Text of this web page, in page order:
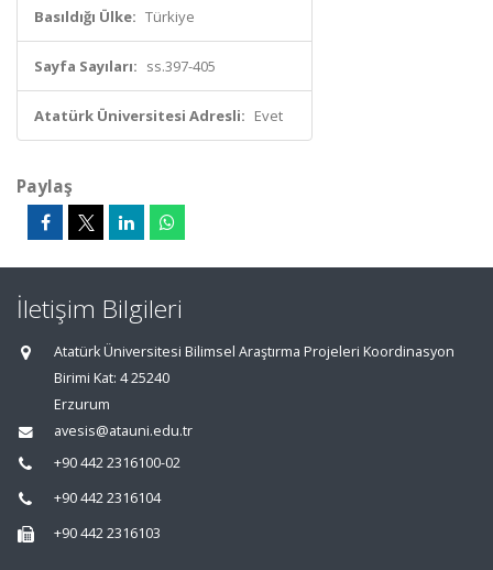
Basıldığı Ülke: Türkiye
Sayfa Sayıları: ss.397-405
Atatürk Üniversitesi Adresli: Evet
Paylaş
İletişim Bilgileri
Atatürk Üniversitesi Bilimsel Araştırma Projeleri Koordinasyon
Birimi Kat: 4 25240
Erzurum
avesis@atauni.edu.tr
+90 442 2316100-02
+90 442 2316104
+90 442 2316103